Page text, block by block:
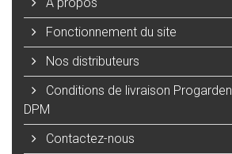
Fonctionnement du site
Nos distributeurs
Conditions de livraison Progarden
DPM
Contactez-nous